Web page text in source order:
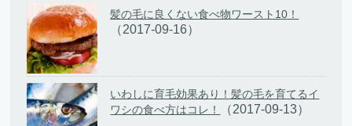
髪の毛に良くない食べ物ワースト10！
（2017-09-16）
いわしに育毛効果あり！髪の毛を育てるイ
ワシの食べ方はコレ！
（2017-09-13）